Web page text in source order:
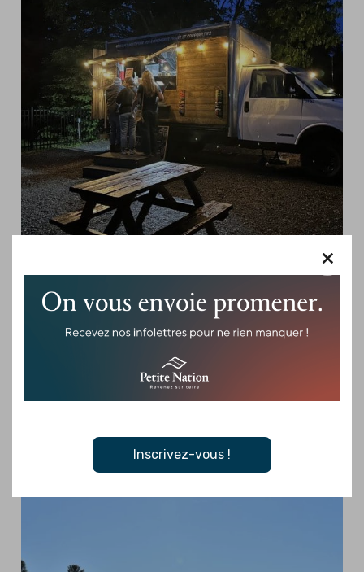
×
Inscrivez-vous !
FoodTruck Lac-des-Plages
Des recettes originales, préparées avec amour Au Food truck
simple casse-croûte. Ici, les recettes sont pensées…
Je veux plus de détails